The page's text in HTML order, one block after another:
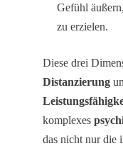
Gefühl
zu erzielen.
Diese drei
Distanzierung
komplexes
das nicht nur die